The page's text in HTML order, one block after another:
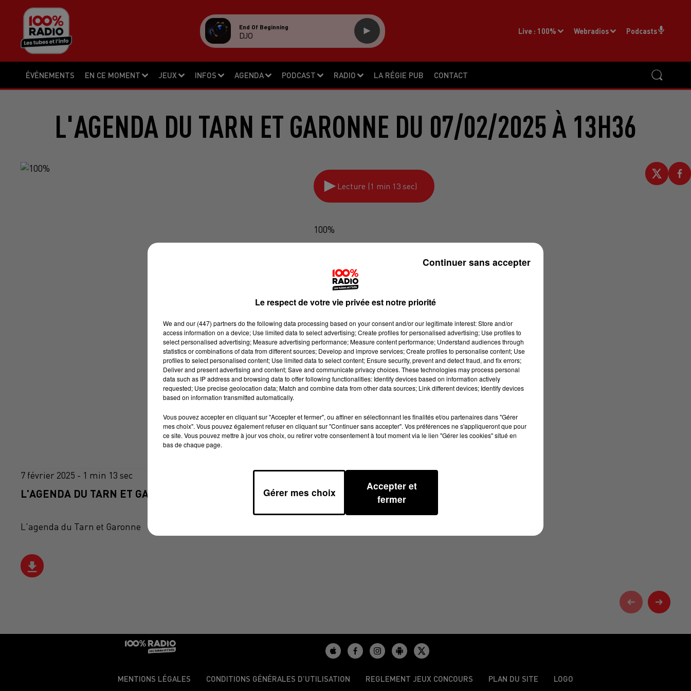
ÉVÉNEMENTS EN CE MOMENT JEUX INFOS AGENDA PODCAST RADIO LA RÉGIE PUB CONTACT
Live : 100% Webradios Podcasts
End Of Beginning
DJO
L'AGENDA DU TARN ET GARONNE DU 07/02/2025 À 13H36
Lecture (1 min 13 sec)
100%
7 février 2025 - 1 min 13 sec
L'AGENDA DU TARN ET GARONNE DU 07/02/2025 À 13H36
L'agenda du Tarn et Garonne
MENTIONS LÉGALES CONDITIONS GÉNÉRALES D’UTILISATION REGLEMENT JEUX CONCOURS PLAN DU SITE LOGO
Le respect de votre vie privée est notre priorité
We and our (447) partnersdo the following data processing based on your consent and/or our legitimate interest: Store and/or
access information on a device; Use limited data to select advertising; Create profiles for personalised advertising; Use profiles to
select personalised advertising; Measure advertising performance; Measure content performance; Understand audiences through
statistics or combinations of data from different sources; Develop and improve services; Create profiles to personalise content; Use
profiles to select personalised content; Use limited data to select content; Ensure security, prevent and detect fraud, and fix errors;
Deliver and present advertising and content; Save and communicate privacy choices. These technologies may process personal
data such as IP address and browsing data to offer following functionalities: Identify devices based on information actively
requested; Use precise geolocation data; Match and combine data from other data sources; Link different devices; Identify devices
based on information transmitted automatically.
Vous pouvez accepter en cliquant sur "Accepter et fermer", ou affiner en sélectionnant les finalités et/ou partenaires dans "Gérer
mes choix". Vous pouvez également refuser en cliquant sur "Continuer sans accepter". Vos préférences ne s'appliqueront que pour
ce site. Vous pouvez mettre à jour vos choix, ou retirer votre consentement à tout moment via le lien "Gérer les cookies" situé en
bas de chaque page.
Gérer mes choix
Accepter et
fermer
Continuer sans accepter